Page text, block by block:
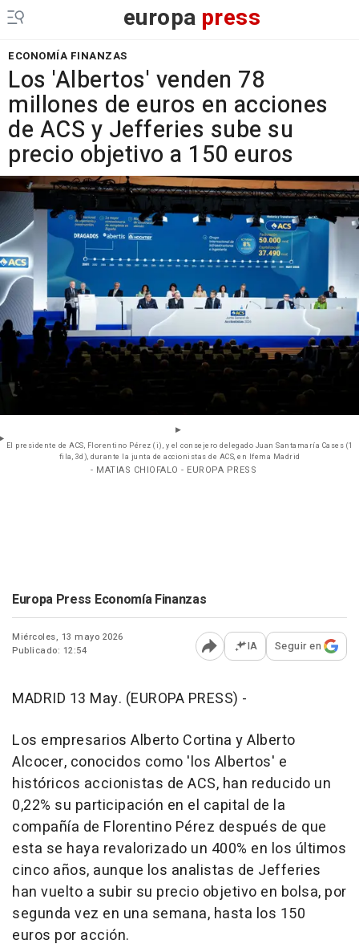
europa press
ECONOMÍA FINANZAS
Los 'Albertos' venden 78
millones de euros en acciones
de ACS y Jefferies sube su
precio objetivo a 150 euros
El presidente de ACS, Florentino Pérez (i), y el consejero delegado Juan Santamaría Cases (1
fila, 3d), durante la junta de accionistas de ACS, en Ifema Madrid
- MATIAS CHIOFALO - EUROPA PRESS
Europa Press Economía Finanzas
Miércoles, 13 mayo 2026
Publicado: 12:54
Abrir opciones para
IA Seguir en
MADRID 13 May. (EUROPA PRESS) -
Los empresarios Alberto Cortina y Alberto
Alcocer, conocidos como 'los Albertos' e
históricos accionistas de ACS, han reducido un
0,22% su participación en el capital de la
compañía de Florentino Pérez después de que
esta se haya revalorizado un 400% en los últimos
cinco años, aunque los analistas de Jefferies
han vuelto a subir su precio objetivo en bolsa, por
segunda vez en una semana, hasta los 150
euros por acción.